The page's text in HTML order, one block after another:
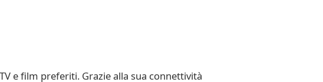
e film preferiti. Grazie alla sua connettività